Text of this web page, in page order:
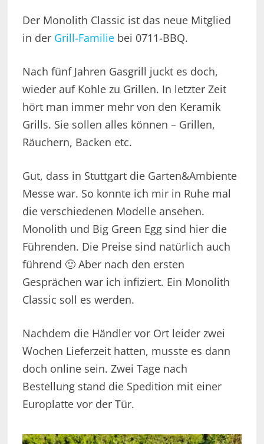
Der Monolith Classic ist das neue Mitglied
in der Grill-Familiebei 0711-BBQ.
Nach fünf Jahren Gasgrill juckt es doch,
wieder auf Kohle zu Grillen. In letzter Zeit
hört man immer mehr von den Keramik
Grills. Sie sollen alles können – Grillen,
Räuchern, Backen etc.
Gut, dass in Stuttgart die Garten&Ambiente
Messe war. So konnte ich mir in Ruhe mal
die verschiedenen Modelle ansehen.
Monolith und Big Green Egg sind hier die
Führenden. Die Preise sind natürlich auch
führend 🙂 Aber nach den ersten
Gesprächen war ich infiziert. Ein Monolith
Classic soll es werden.
Nachdem die Händler vor Ort leider zwei
Wochen Lieferzeit hatten, musste es dann
doch online sein. Zwei Tage nach
Bestellung stand die Spedition mit einer
Europlatte vor der Tür.